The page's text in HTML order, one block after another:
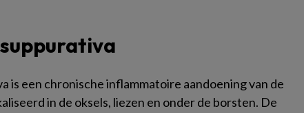
is een chronische inflammatoire aandoening van de
in de oksels, liezen en onder de borsten. De